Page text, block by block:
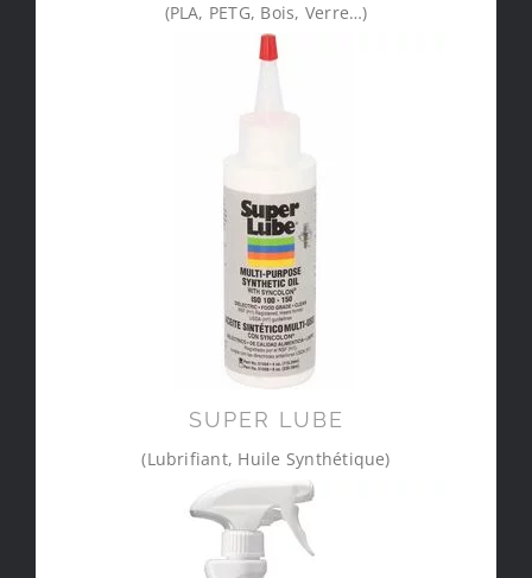
(PLA, PETG, Bois, Verre…)
SUPER LUBE
(Lubrifiant, Huile Synthétique)